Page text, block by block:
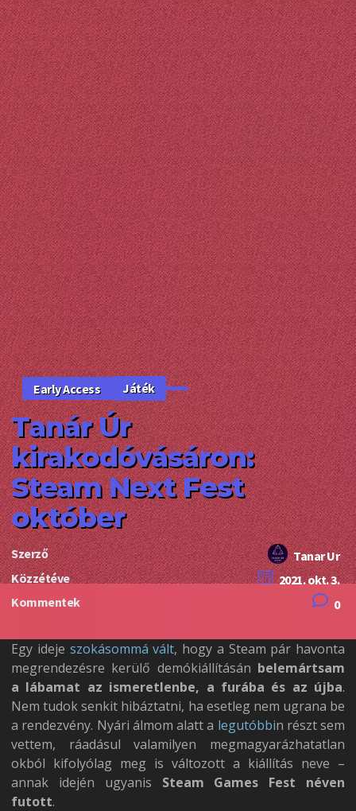
Early Access Játék
Tanár Úr
kirakodóvásáron:
Steam Next Fest
október
Szerző
Tanar Ur
Közzétéve
2021. okt. 3.
Kommentek
0
Egy ideje szokásommá vált, hogy a Steam pár havonta
megrendezésre kerülő demókiállításán belemártsam
a lábamat az ismeretlenbe, a furába és az újba.
Nem tudok senkit hibáztatni, ha esetleg nem ugrana be
a rendezvény. Nyári álmom alatt a legutóbbin részt sem
vettem, ráadásul valamilyen megmagyarázhatatlan
okból kifolyólag meg is változott a kiállítás neve –
annak idején ugyanis Steam Games Fest néven
futott.